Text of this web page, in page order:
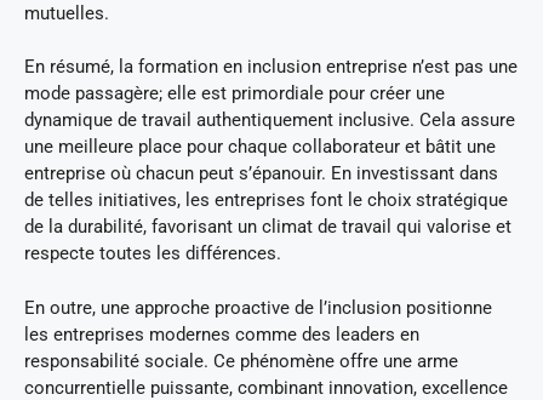
mutuelles.
En résumé, la formation en inclusion entreprise n’est pas une
mode passagère; elle est primordiale pour créer une
dynamique de travail authentiquement inclusive. Cela assure
une meilleure place pour chaque collaborateur et bâtit une
entreprise où chacun peut s’épanouir. En investissant dans
de telles initiatives, les entreprises font le choix stratégique
de la durabilité, favorisant un climat de travail qui valorise et
respecte toutes les différences.
En outre, une approche proactive de l’inclusion positionne
les entreprises modernes comme des leaders en
responsabilité sociale. Ce phénomène offre une arme
concurrentielle puissante, combinant innovation, excellence